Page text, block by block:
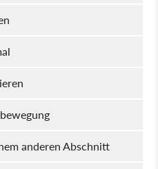
anderen Abschnitt